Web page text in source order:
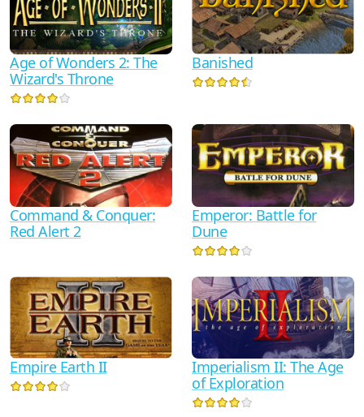
Age of Wonders 2: The
Wizard's Throne
Banished
Command & Conquer:
Red Alert 2
Emperor: Battle for
Dune
Empire Earth II
Imperialism II: The Age
of Exploration